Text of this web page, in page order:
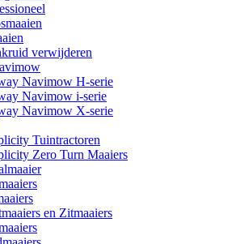
verwijderen
Navimow H-serie
Navimow i-serie
Navimow X-serie
Tuintractoren
Zero Turn Maaiers
en Zitmaaiers